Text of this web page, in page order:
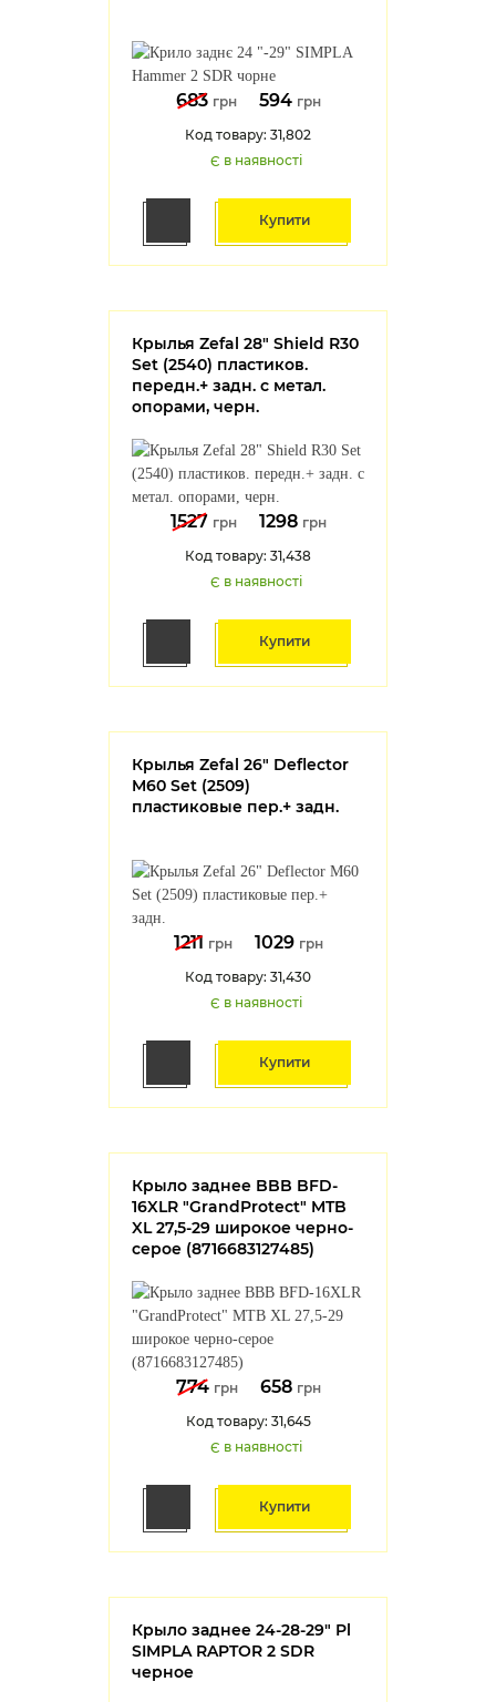
683 грн 594 грн
Код товару: 31,802
Є в наявності
Купити
Крылья Zefal 28" Shield R30
Set (2540) пластиков.
передн.+ задн. с метал.
опорами, черн.
1527 грн 1298 грн
Код товару: 31,438
Є в наявності
Купити
Крылья Zefal 26" Deflector
M60 Set (2509)
пластиковые пер.+ задн.
1211 грн 1029 грн
Код товару: 31,430
Є в наявності
Купити
Крыло заднее BBB BFD-
16XLR "GrandProtect" MTB
XL 27,5-29 широкое черно-
серое (8716683127485)
774 грн 658 грн
Код товару: 31,645
Є в наявності
Купити
Крыло заднее 24-28-29" Pl
SIMPLA RAPTOR 2 SDR
черное